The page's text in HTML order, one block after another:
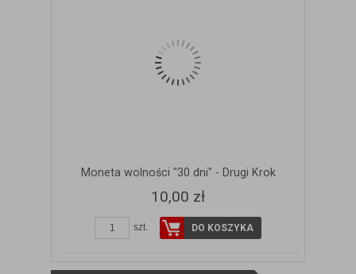
Moneta wolności "30 dni" - Drugi Krok
10,00 zł
szt. DO KOSZYKA